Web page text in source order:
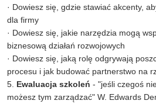
· Dowiesz się, gdzie stawiać akcenty,
dla firmy
· Dowiesz się, jakie narzędzia mogą
biznesową działań rozwojowych
· Dowiesz się, jaką rolę odgrywają
procesu i jak budować partnerstwo na
5. Ewaluacja szkoleń - "jeśli czegoś
możesz tym zarządzać" W. Edwards